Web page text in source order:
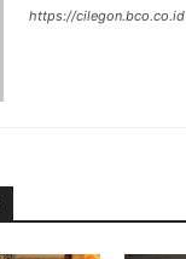
https://cilegon.bco.co.id